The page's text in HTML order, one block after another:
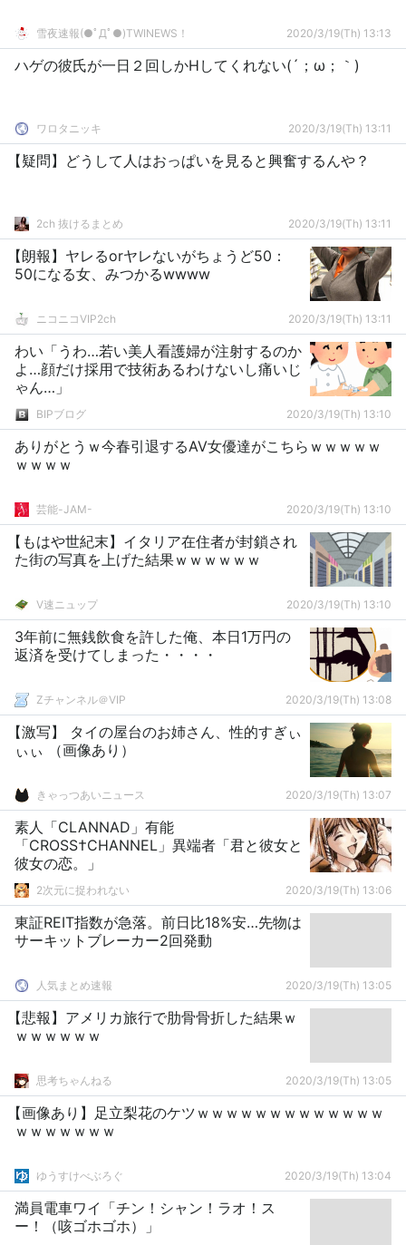
雪夜速報(●ﾟДﾟ●)TWINEWS！ 2020/3/19(Th) 13:13
ハゲの彼氏が一日２回しかHしてくれない(´；ω；｀)
ワロタニッキ 2020/3/19(Th) 13:11
【疑問】どうして人はおっぱいを見ると興奮するんや？
2ch 抜けるまとめ 2020/3/19(Th) 13:11
【朗報】ヤレるorヤレないがちょうど50：
50になる女、みつかるwwww
ニコニコVIP2ch 2020/3/19(Th) 13:11
わい「うわ…若い美人看護婦が注射するのか
よ…顔だけ採用で技術あるわけないし痛いじ
ゃん…」
BIPブログ 2020/3/19(Th) 13:10
ありがとうｗ今春引退するAV女優達がこちらｗｗｗｗｗ
ｗｗｗｗ
芸能-JAM- 2020/3/19(Th) 13:10
【もはや世紀末】イタリア在住者が封鎖され
た街の写真を上げた結果ｗｗｗｗｗｗ
V速ニュップ 2020/3/19(Th) 13:10
3年前に無銭飲食を許した俺、本日1万円の
返済を受けてしまった・・・・
Zチャンネル＠VIP 2020/3/19(Th) 13:08
【激写】 タイの屋台のお姉さん、性的すぎぃ
ぃぃ （画像あり）
きゃっつあいニュース 2020/3/19(Th) 13:07
素人「CLANNAD」有能
「CROSS†CHANNEL」異端者「君と彼女と
彼女の恋。」
2次元に捉われない 2020/3/19(Th) 13:06
東証REIT指数が急落。前日比18%安…先物は
サーキットブレーカー2回発動
人気まとめ速報 2020/3/19(Th) 13:05
【悲報】アメリカ旅行で肋骨骨折した結果ｗ
ｗｗｗｗｗｗ
思考ちゃんねる 2020/3/19(Th) 13:05
【画像あり】足立梨花のケツｗｗｗｗｗｗｗｗｗｗｗｗｗ
ｗｗｗｗｗｗｗ
ゆうすけべぶろぐ 2020/3/19(Th) 13:04
満員電車ワイ「チン！シャン！ラオ！ス
ー！（咳ゴホゴホ）」